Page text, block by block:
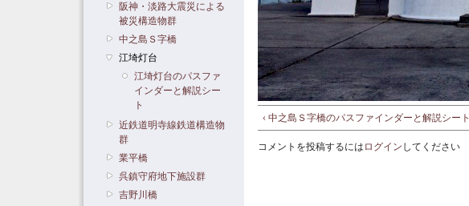
阪神・淡路大震災による
被災構造物群
中之島Ｓ字橋
江埼灯台
江埼灯台のパスファ
インダーと解説シー
ト
近鉄道明寺線鉄道構造物
群
業平橋
呉鎮守府地下施設群
吉野川橋
‹ 中之島Ｓ字橋のパスファインダーと解説シート
コメントを投稿するには ログイン してください